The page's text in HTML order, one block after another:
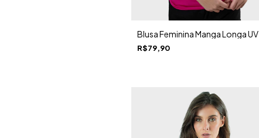
Blusa Feminina Manga Longa UV
R$79,90